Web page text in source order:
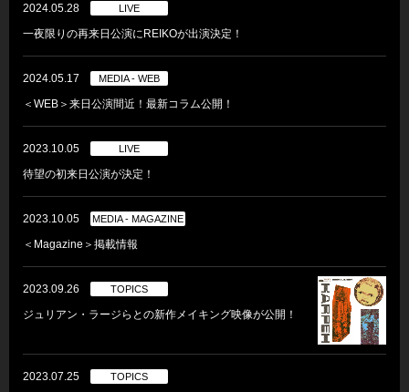
2024.05.28 LIVE
一夜限りの再来日公演にREIKOが出演決定！
2024.05.17 MEDIA - WEB
＜WEB＞来日公演間近！最新コラム公開！
2023.10.05 LIVE
待望の初来日公演が決定！
2023.10.05 MEDIA - MAGAZINE
＜Magazine＞掲載情報
2023.09.26 TOPICS
ジュリアン・ラージらとの新作メイキング映像が公開！
2023.07.25 TOPICS